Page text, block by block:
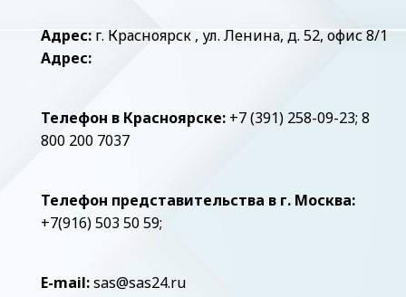
Адрес: г. Красноярск , ул. Ленина, д. 52, офис 8/1
Адрес:
Телефон в Красноярске: +7 (391) 258-09-23; 8
800 200 7037
Телефон представительства в г. Москва:
+7(916) 503 50 59;
E-mail:sas@sas24.ru